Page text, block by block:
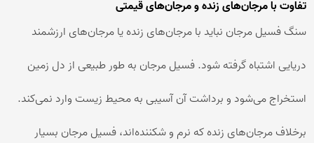
تفاوت با مرجان‌های زنده و مرجان‌های قیمتی
سنگ فسیل مرجان نباید با مرجان‌های زنده یا مرجان‌های ارزشمند
دریایی اشتباه گرفته شود. فسیل مرجان به طور طبیعی از دل زمین
استخراج می‌شود و برداشت آن آسیبی به محیط زیست وارد نمی‌کند.
برخلاف مرجان‌های زنده که نرم و شکننده‌اند، فسیل مرجان بسیار